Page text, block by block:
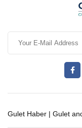
Gulet Haber | Gulet